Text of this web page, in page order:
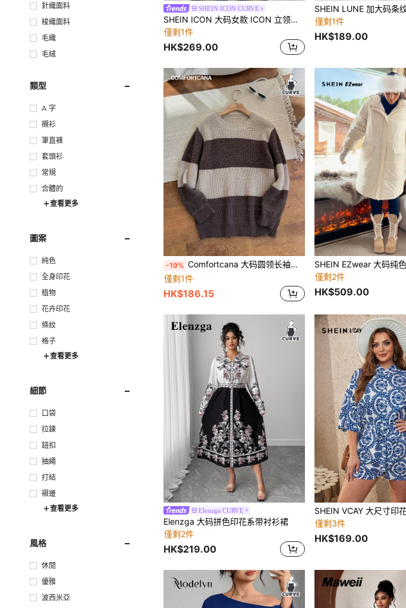
針織面料
梭織面料
毛織
毛絨
類型
A 字
襯衫
筆直褲
套頭衫
常規
合體的
查看更多
圖案
純色
全身印花
植物
花卉印花
條紋
格子
查看更多
細節
口袋
拉鍊
鈕扣
抽繩
打結
褶邊
查看更多
風格
休閒
優雅
波西米亞
SHEIN ICON CURVE
SHEIN ICON 大码女款 ICON 立领蓬松羊毛夹克
僅剩1件
HK$269.00
僅剩1件
HK$189.00
-19% Comfortcana 大码圆领长袖条纹简约休闲宽松套头毛衣，秋冬
僅剩1件
HK$186.15
僅剩2件
HK$509.00
Elenzga CURVE
Elenzga 大码拼色印花系带衬衫裙
僅剩2件
HK$219.00
僅剩3件
HK$169.00